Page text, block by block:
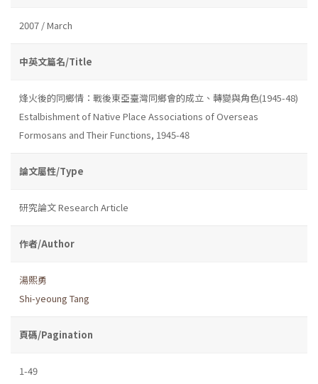
2007 / March
中英文篇名/Title
烽火後的同鄉情：戰後東亞臺灣同鄉會的成立、轉變與角色(1945-48)
Estalbishment of Native Place Associations of Overseas
Formosans and Their Functions, 1945-48
論文屬性/Type
研究論文 Research Article
作者/Author
湯熙勇
Shi-yeoung Tang
頁碼/Pagination
1-49